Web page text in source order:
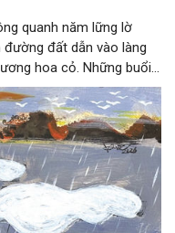
quanh năm lững lờ
đường đất dẫn vào làng
hoa cỏ. Những buổi
cuối sông, đám hoa tím
lớp khói.